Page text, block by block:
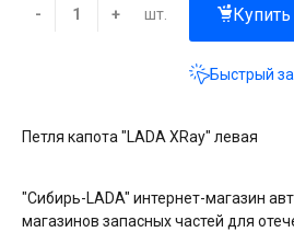
- + шт. Купить
Быстрый
Петля капота "LADA XRay" левая
"Сибирь-LADA" интернет-магазин
магазинов запасных частей для